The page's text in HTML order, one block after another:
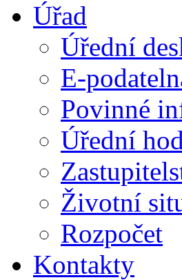
Úřad
Úřední
E-
Povinné
Úřední
Životní
Rozpočet
Kontakty